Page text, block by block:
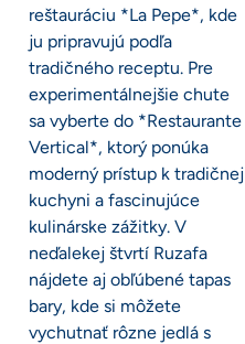
reštauráciu *La Pepe*, kde
ju pripravujú podľa
tradičného receptu. Pre
experimentálnejšie chute
sa vyberte do *Restaurante
Vertical*, ktorý ponúka
moderný prístup k tradičnej
kuchyni a fascinujúce
kulinárske zážitky. V
neďalekej štvrtí Ruzafa
nájdete aj obľúbené tapas
bary, kde si môžete
vychutnať rôzne jedlá s